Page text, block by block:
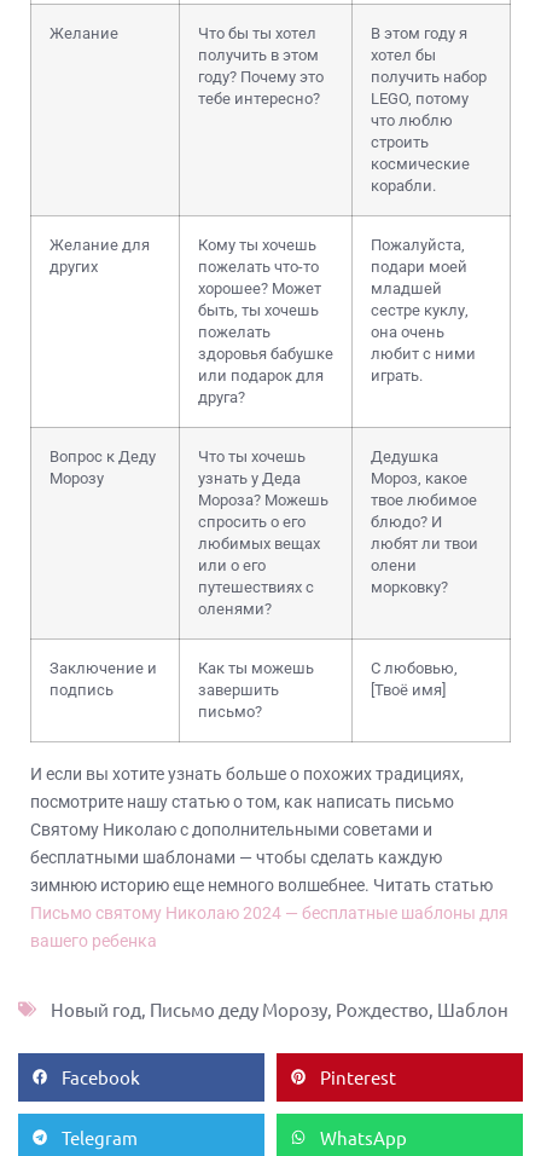
Желание
Что бы ты хотел
получить в этом
году? Почему это
тебе интересно?
В этом году я
хотел бы
получить набор
LEGO, потому
что люблю
строить
космические
корабли.
Желание для
других
Кому ты хочешь
пожелать что-то
хорошее? Может
быть, ты хочешь
пожелать
здоровья бабушке
или подарок для
друга?
Пожалуйста,
подари моей
младшей
сестре куклу,
она очень
любит с ними
играть.
Вопрос к Деду
Морозу
Что ты хочешь
узнать у Деда
Мороза? Можешь
спросить о его
любимых вещах
или о его
путешествиях с
оленями?
Дедушка
Мороз, какое
твое любимое
блюдо? И
любят ли твои
олени
морковку?
Заключение и
подпись
Как ты можешь
завершить
письмо?
С любовью,
[Твоё имя]
И если вы хотите узнать больше о похожих традициях,
посмотрите нашу статью о том, как написать письмо
Святому Николаю с дополнительными советами и
бесплатными шаблонами — чтобы сделать каждую
зимнюю историю еще немного волшебнее. Читать статью
Письмо святому Николаю 2024 — бесплатные шаблоны для
вашего ребенка
Новый год Письмо деду Морозу Рождество Шаблон
Facebook Pinterest
Telegram WhatsApp